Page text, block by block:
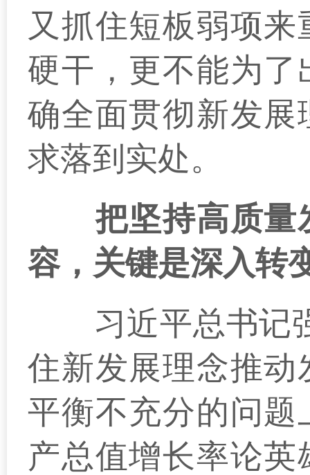
又抓住短板弱项
硬干，更不能为
确全面贯彻新发
求落到实处。
把坚持高质量
容，关键是深入转
习近平总书记强
住新发展理念推
平衡不充分的问
产总值增长率论